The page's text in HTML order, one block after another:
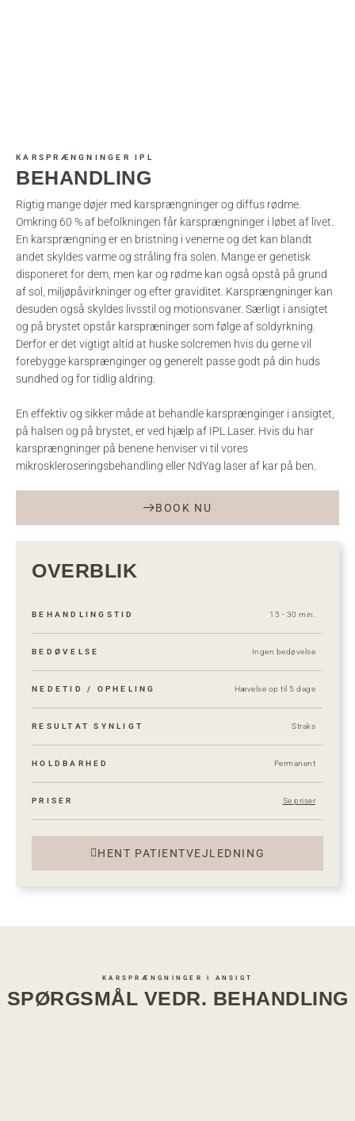
KARSPRÆNGNINGER IPL
BEHANDLING
Rigtig mange døjer med karsprængninger og diffus rødme.
Omkring 60 % af befolkningen får karsprængninger i løbet af livet.
En karsprængning er en bristning i venerne og det kan blandt
andet skyldes varme og stråling fra solen. Mange er genetisk
disponeret for dem, men kar og rødme kan også opstå på grund
af sol, miljøpåvirkninger og efter graviditet. Karsprængninger kan
desuden også skyldes livsstil og motionsvaner. Særligt i ansigtet
og på brystet opstår karspræninger som følge af soldyrkning.
Derfor er det vigtigt altid at huske solcremen hvis du gerne vil
forebygge karsprænginger og generelt passe godt på din huds
sundhed og for tidlig aldring.
En effektiv og sikker måde at behandle karsprænginger i ansigtet,
på halsen og på brystet, er ved hjælp af IPL Laser. Hvis du har
karsprængninger på benene henviser vi til vores
mikroskleroseringsbehandling eller NdYag laser af kar på ben.
BOOK NU
OVERBLIK
BEHANDLINGSTID 15 - 30 min.
BEDØVELSE Ingen bedøvelse
NEDETID / OPHELING Hævelse op til 5 dage
RESULTAT SYNLIGT Straks
HOLDBARHED Permanent
PRISER Se priser
HENT PATIENTVEJLEDNING
KARSPRÆNGNINGER I ANSIGT
SPØRGSMÅL VEDR. BEHANDLING